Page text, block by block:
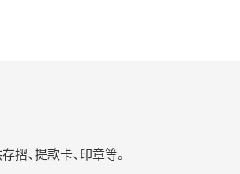
、提款卡、印章等。